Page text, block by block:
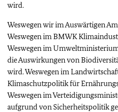
wird.
Weswegen wir im Auswärtigen
Weswegen im BMWK
Weswegen im
die Auswirkungen von
wird. Weswegen im
Klimaschutzpolitik für
Weswegen im
aufgrund von Sicherheitspolitik